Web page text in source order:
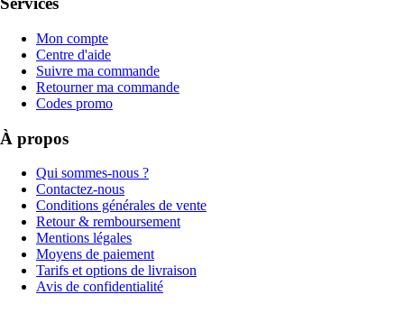
Mon compte
Centre d'aide
Suivre ma commande
Retourner ma commande
Codes promo
À propos
Qui sommes-nous ?
Contactez-nous
Conditions générales de vente
Retour & remboursement
Mentions légales
Moyens de paiement
Tarifs et options de livraison
Avis de confidentialité